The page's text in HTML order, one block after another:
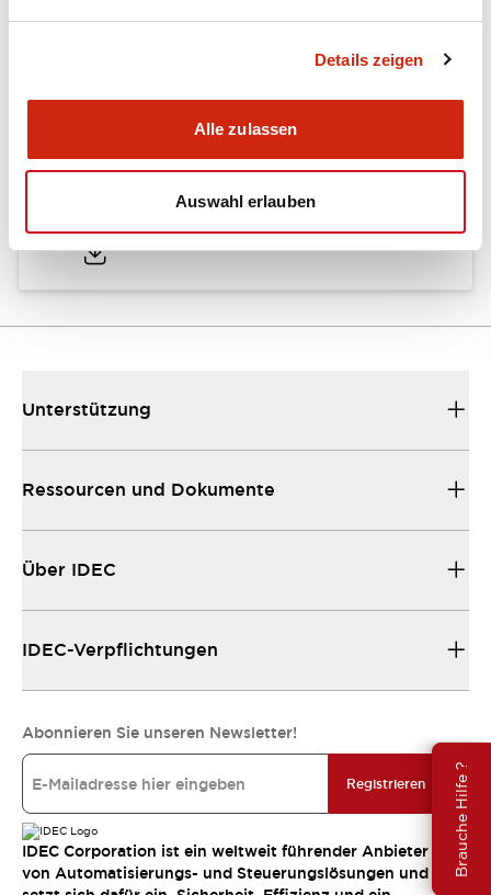
Details zeigen
Alle zulassen
Auswahl erlauben
Brauche Hilfe ?
Dokumente und Dateien
Kataloge & Broschüren
Unterstützung
Ressourcen und Dokumente
Über IDEC
IDEC-Verpflichtungen
Abonnieren Sie unseren Newsletter!
Registrieren
IDEC Corporation ist ein weltweit führender Anbieter
von Automatisierungs- und Steuerungslösungen und